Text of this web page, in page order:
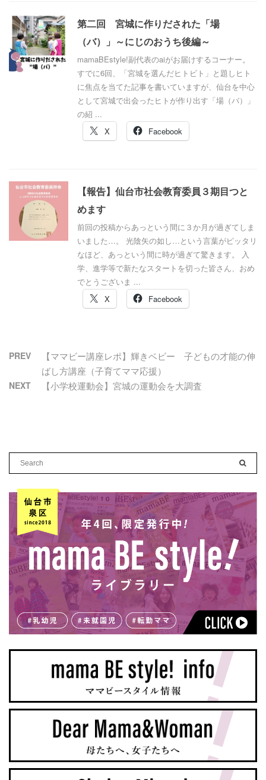
第二回 宮城に作りだされた「場
（バ）」～にじのおうち後編～
mamaBEstyle!副代表のaiがお届けするコーナー。
すでに6回、「宮城を選んだヒトビト」と題しヒト
に焦点を当てた記事を書いていますが、仙台を中心
として宮城で出会ったヒトが作り出す「場（バ）」
の紹 ...
X
Facebook
【報告】仙台市社会教育委員３期目つと
めます
前回の投稿からあっという間に３か月が過ぎてしま
いました…。 光陰矢の如し…という言葉がピッタリ
なほど、あっという間に時が過ぎて驚きます。 入
学、進学等で新たなスタートを切った皆さん、おめ
でとうございま ...
X
Facebook
PREV
【ママビー講座レポ】輝きベビー 子どもの才能の伸
ばし方講座（子育てママ応援）
NEXT 【小学校運動会】宮城の運動会を大調査